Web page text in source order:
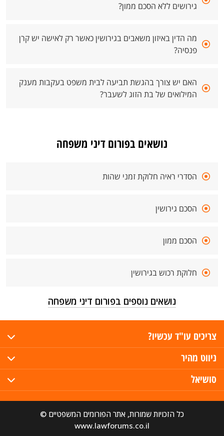
גירושים ללא הסכם ממון?
מה הדין באיזון משאבים בגירושין כאשר רק לאישה יש קרן
פנסיה?
האם יש צורך בהגשת תביעה לבית משפט בעקבות מענק
המילואים של בת הזוג לשעבר?
נושאים בפורום דיני משפחה
הסדרי ראיה חלוקת זמני שהות
הסכם גירושין
הסכם ממון
חלוקת רכוש בגירושין
נושאים נוספים בפורום דיני משפחה
צריכים עו"ד עכשיו?
ניווט מהיר
סושיאל
כל הזכויות שמורות, אתר הפורומים המשפטיים ©
www.lawforums.co.il